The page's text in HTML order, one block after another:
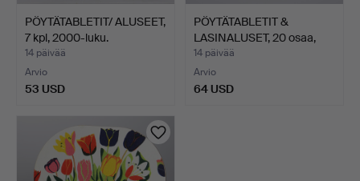
PÖYTÄTABLETIT/ ALUSEET,
7 kpl, 2000-luku.
14 päivää
Arvio
53 USD
PÖYTÄTABLETIT &
LASINALUSET, 20 osaa,
Pimp…
14 päivää
Arvio
64 USD